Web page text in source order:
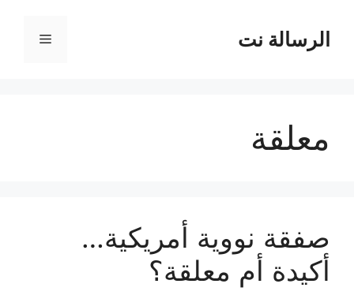
المحتوىالرسالة نت القائمة
معلقة
صفقة نووية أمريكية…
أكيدة أم معلقة؟